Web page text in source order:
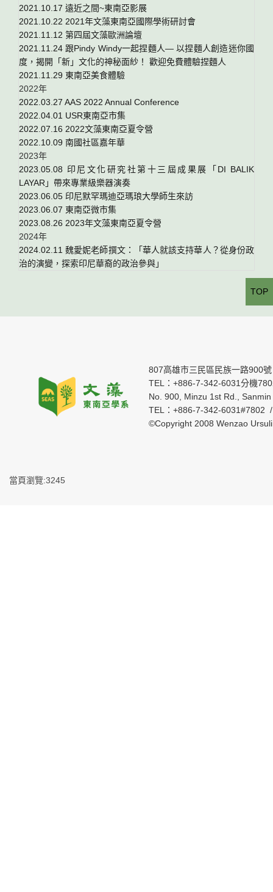
2021.10.17 遠近之間~東南亞影展
2021.10.22 2021年文藻東南亞國際學術研討會
2021.11.12 第四屆文藻歐洲論壇
2021.11.24 跟Pindy Windy一起捏麵人— 以捏麵人創造迷你國
度，揭開「新」文化的神秘面紗！ 歡迎免費體驗捏麵人
2021.11.29 東南亞美食體驗
2022年
2022.03.27 AAS 2022 Annual Conference
2022.04.01 USR東南亞市集
2022.07.16 2022文藻東南亞夏令營
2022.10.09 南國社區嘉年華
2023年
2023.05.08 印尼文化研究社第十三屆成果展「DI BALIK
LAYAR」帶來專業級樂器演奏
2023.06.05 印尼默罕瑪迪亞瑪琅大學師生來訪
2023.06.07 東南亞微市集
2023.08.26 2023年文藻東南亞夏令營
2024年
2024.02.11魏愛妮老師撰文：「華人就該支持華人？從身份政
治的演變，探索印尼華裔的政治參與」
807高雄市三民區民族一路900號
TEL：+886-7-342-6031分機
No. 900, Minzu 1st Rd.,
TEL：+886-7-342-6031#7802
©Copyright 2008 Wenzao
當頁瀏覽:3245
TOP